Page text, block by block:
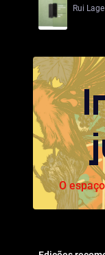
Rui Lage
O